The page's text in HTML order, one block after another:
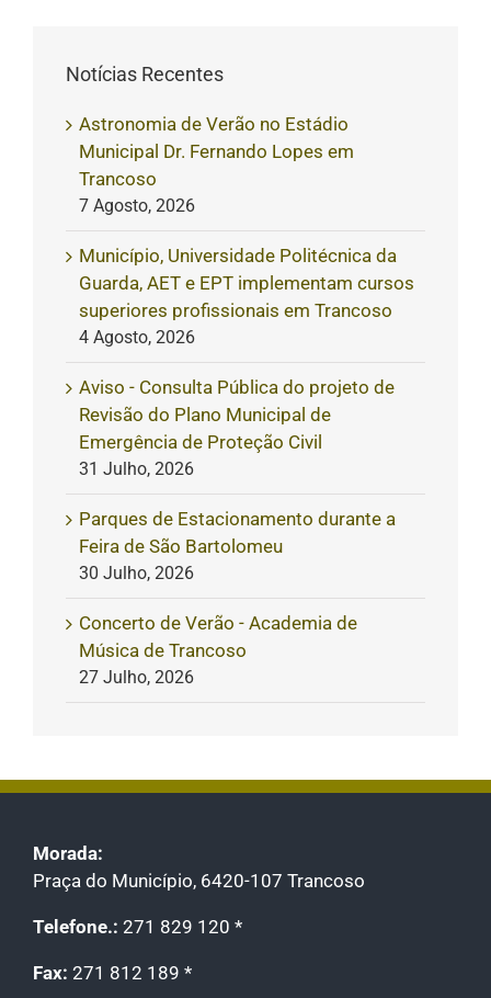
Notícias Recentes
Astronomia de Verão no Estádio
Municipal Dr. Fernando Lopes em
Trancoso
7 Agosto, 2026
Município, Universidade Politécnica da
Guarda, AET e EPT implementam cursos
superiores profissionais em Trancoso
4 Agosto, 2026
Aviso - Consulta Pública do projeto de
Revisão do Plano Municipal de
Emergência de Proteção Civil
31 Julho, 2026
Parques de Estacionamento durante a
Feira de São Bartolomeu
30 Julho, 2026
Concerto de Verão - Academia de
Música de Trancoso
27 Julho, 2026
Morada:
Praça do Município, 6420-107 Trancoso
Telefone.: 271 829 120 *
Fax: 271 812 189 *